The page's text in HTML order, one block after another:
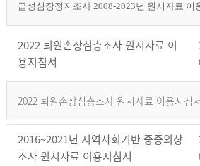
급성심장정지조사 2008-2023년 원시자료 이
2022 퇴원손상심층조사 원시자료 이
용지침서
2022 퇴원손상심층조사 원시자료 이용지침
2016~2021년 지역사회기반 중증외상
조사 원시자료 이용지침서